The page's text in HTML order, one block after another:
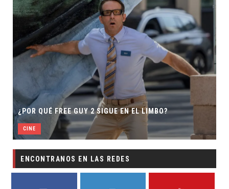
EN EL LIMBO?
SECUELA DE JURASSIC
DIRECTOR
ENCONTRANOS EN LAS REDES